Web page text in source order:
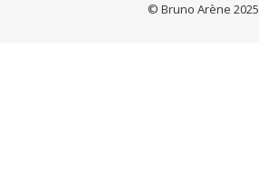
© Bruno Arène 2025